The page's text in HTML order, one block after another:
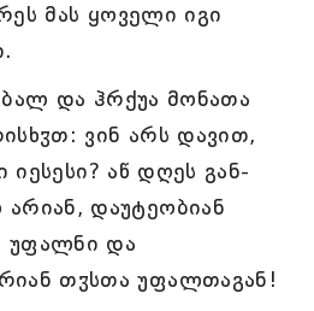
მას ყოველი იგი
და ჰრქუა მონათა
ვინ არს დავით,
იესესი? აწ დღეს გან-
დაუტეობიან
უფალნი და
თჳსთა უფალთაგან!